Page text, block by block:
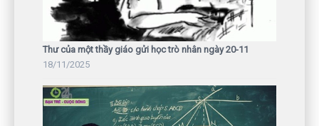
Thư của một thầy giáo gửi học trò nhân ngày 20-11
18/11/2025